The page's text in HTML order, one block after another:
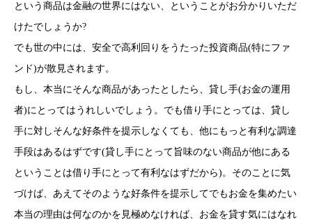
という商品は金融の世界にはない、ということがお分かりいただ
けたでしょうか?
でも世の中には、安全で高利回りをうたった投資商品(特にファ
ンド)が散見されます。
もし、本当にそんな商品があったとしたら、貸し手(お金の運用
者)にとってはうれしいでしょう。でも借り手にとっては、貸し
手に対しそんな好条件を提示しなくても、他にもっと有利な調達
手段はあるはずです(貸し手にとって旨味のない商品が他にある
ということは借り手にとって有利なはずだから)。そのことに気
づけば、あえてそのような好条件を提示してでもお金を集めたい
本当の理由は何なのかを見極めなければ、お金を貸す気にはなれ